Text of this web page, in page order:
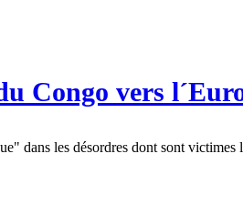
Congo vers
dans les désordres dont sont victimes